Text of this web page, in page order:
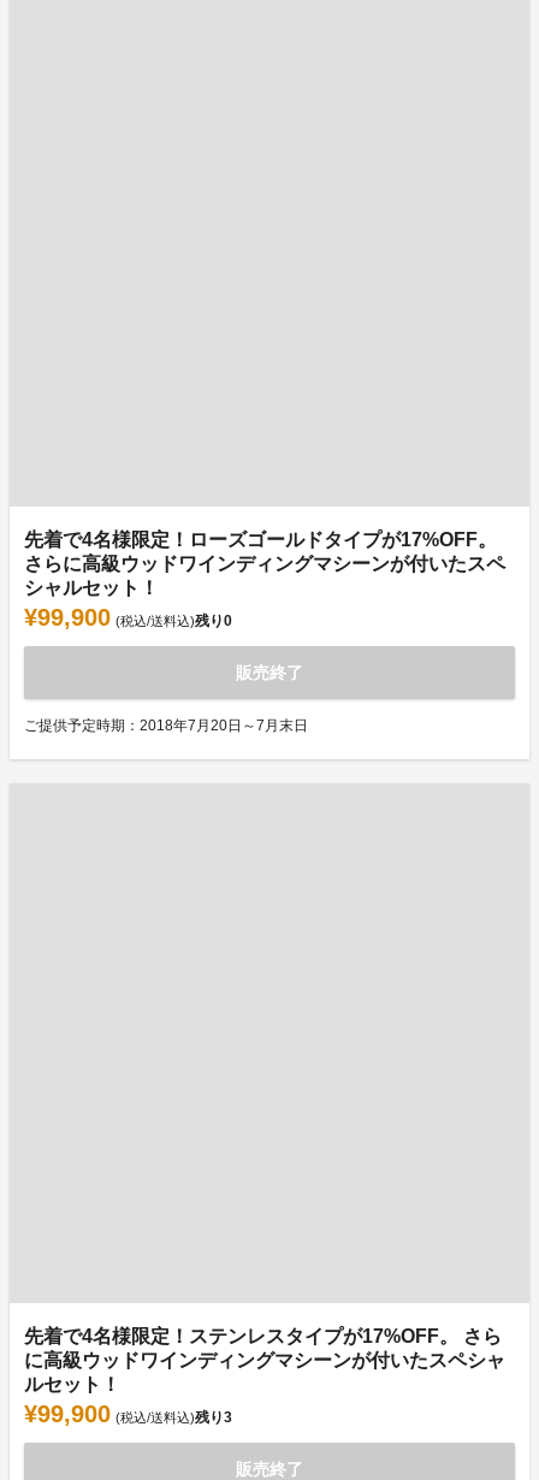
先着で4名様限定！ローズゴールドタイプが17%OFF。
さらに高級ウッドワインディングマシーンが付いたスペ
シャルセット！
¥99,900 (税込/送料込)残り0
販売終了
ご提供予定時期：2018年7月20日～7月末日
先着で4名様限定！ステンレスタイプが17%OFF。 さら
に高級ウッドワインディングマシーンが付いたスペシャ
ルセット！
¥99,900 (税込/送料込)残り3
販売終了